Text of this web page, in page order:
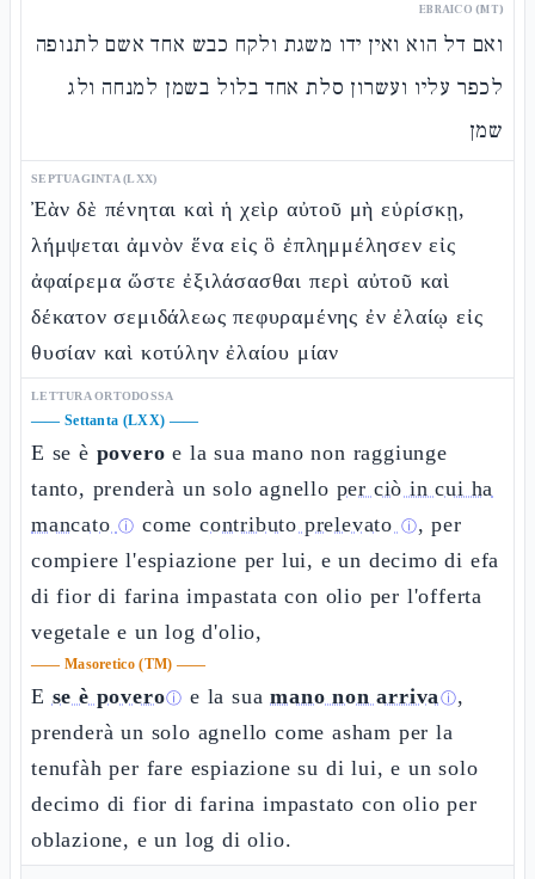
EBRAICO (MT)
ואם דל הוא ואין ידו משגת ולקח כבש אחד אשם לתנופה
לכפר עליו ועשרון סלת אחד בלול בשמן למנחה ולג
שמן
SEPTUAGINTA (LXX)
Ἐὰν δὲ πένηται καὶ ἡ χεὶρ αὐτοῦ μὴ εὑρίσκῃ,
λήμψεται ἀμνὸν ἕνα εἰς ὃ ἐπλημμέλησεν εἰς
ἀφαίρεμα ὥστε ἐξιλάσασθαι περὶ αὐτοῦ καὶ
δέκατον σεμιδάλεως πεφυραμένης ἐν ἐλαίῳ εἰς
θυσίαν καὶ κοτύλην ἐλαίου μίαν
LETTURA ORTODOSSA
—— Settanta (LXX) ——
E se è povero e la sua mano non raggiunge
tanto, prenderà un solo agnello per ciò in cui ha
mancato ⓘ comecontributo prelevato ⓘ, per
compiere l'espiazione per lui, e un decimo di efa
di fior di farina impastata con olio per l'offerta
vegetale e un log d'olio,
—— Masoretico (TM) ——
E se è poveroⓘ e la suamano non arrivaⓘ,
prenderà un solo agnello come asham per la
tenufàh per fare espiazione su di lui, e un solo
decimo di fior di farina impastato con olio per
oblazione, e un log di olio.